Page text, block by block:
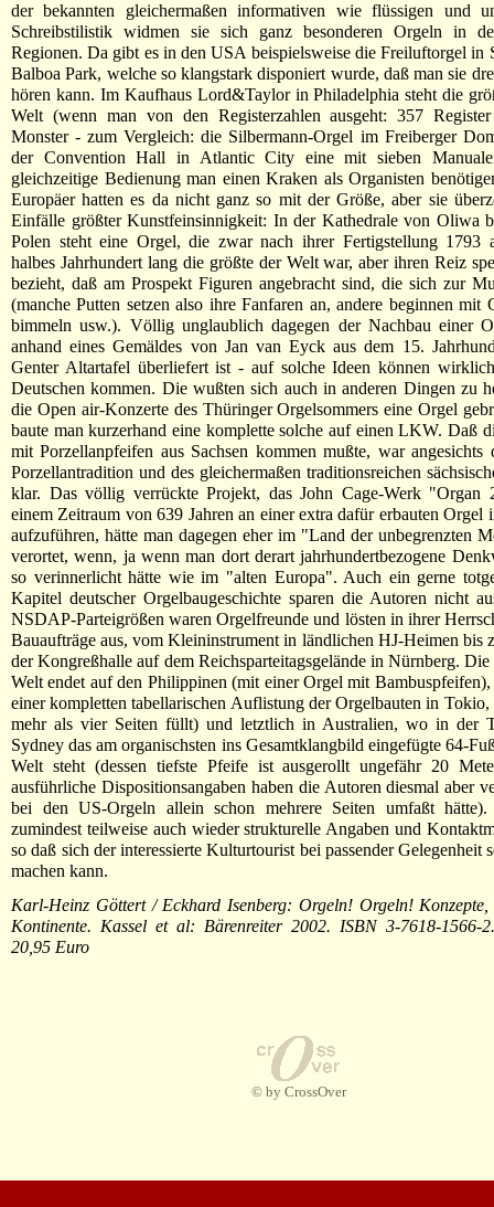
der bekannten gleichermaßen informativen wie flüssigen und
Schreibstilistik widmen sie sich ganz besonderen Orgeln in
Regionen. Da gibt es in den USA beispielsweise die Freiluftorgel in
Balboa Park, welche so klangstark disponiert wurde, daß man sie
hören kann. Im Kaufhaus Lord&Taylor in Philadelphia steht die
Welt (wenn man von den Registerzahlen ausgeht: 357
Monster - zum Vergleich: die Silbermann-Orgel im Freiberger
der Convention Hall in Atlantic City eine mit sieben
gleichzeitige Bedienung man einen Kraken als Organisten
Europäer hatten es da nicht ganz so mit der Größe, aber sie
Einfälle größter Kunstfeinsinnigkeit: In der Kathedrale von Oliwa
Polen steht eine Orgel, die zwar nach ihrer Fertigstellung 1793
halbes Jahrhundert lang die größte der Welt war, aber ihren Reiz
bezieht, daß am Prospekt Figuren angebracht sind, die sich zur
(manche Putten setzen also ihre Fanfaren an, andere beginnen mit
bimmeln usw.). Völlig unglaublich dagegen der Nachbau einer
anhand eines Gemäldes von Jan van Eyck aus dem 15.
Genter Altartafel überliefert ist - auf solche Ideen können
Deutschen kommen. Die wußten sich auch in anderen Dingen zu
die Open air-Konzerte des Thüringer Orgelsommers eine Orgel
baute man kurzerhand eine komplette solche auf einen LKW. Daß
mit Porzellanpfeifen aus Sachsen kommen mußte, war angesichts
Porzellantradition und des gleichermaßen traditionsreichen
klar. Das völlig verrückte Projekt, das John Cage-Werk "Organ
einem Zeitraum von 639 Jahren an einer extra dafür erbauten Orgel
aufzuführen, hätte man dagegen eher im "Land der unbegrenzten
verortet, wenn, ja wenn man dort derart jahrhundertbezogene
so verinnerlicht hätte wie im "alten Europa". Auch ein gerne
Kapitel deutscher Orgelbaugeschichte sparen die Autoren nicht
NSDAP-Parteigrößen waren Orgelfreunde und lösten in ihrer
Bauaufträge aus, vom Kleininstrument in ländlichen HJ-Heimen bis
der Kongreßhalle auf dem Reichsparteitagsgelände in Nürnberg.
Welt endet auf den Philippinen (mit einer Orgel mit
einer kompletten tabellarischen Auflistung der Orgelbauten in
mehr als vier Seiten füllt) und letztlich in Australien, wo in der
Sydney das am organischsten ins Gesamtklangbild eingefügte 64-
Welt steht (dessen tiefste Pfeife ist ausgerollt ungefähr 20
ausführliche Dispositionsangaben haben die Autoren diesmal aber
bei den US-Orgeln allein schon mehrere Seiten umfaßt
zumindest teilweise auch wieder strukturelle Angaben und
so daß sich der interessierte Kulturtourist bei passender Gelegenheit
machen kann.
Karl-Heinz Göttert / Eckhard Isenberg: Orgeln! Orgeln!
Kontinente. Kassel et al: Bärenreiter 2002. ISBN 3-7618-1566-
20,95 Euro
© by CrossOver